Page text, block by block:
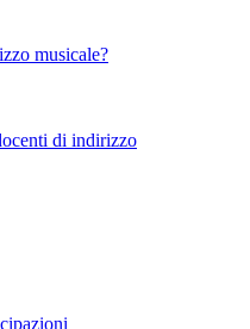
musicale?
di indirizzo